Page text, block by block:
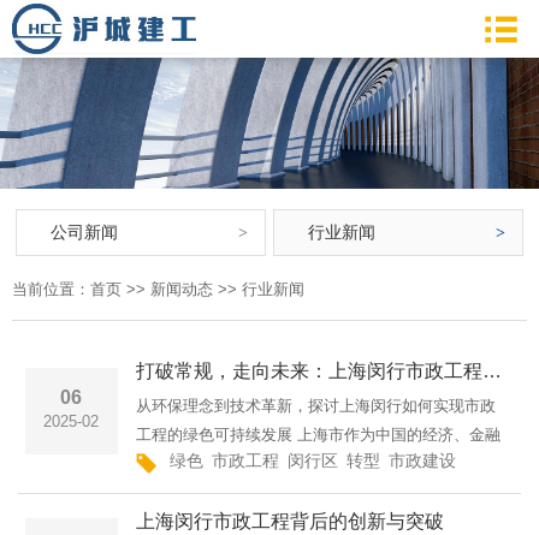
公司新闻 行业新闻
当前位置： 首页 >> 新闻动态 >> 行业新闻
06
2025-02
打破常规，走向未来：上海闵行市政工程的绿色转型
从环保理念到技术革新，探讨上海闵行如何实现市政
工程的绿色可持续发展 上海市作为中国的经济、金融
中心，其市政建设在推动城市现代化的过程中扮演着
重要角色。近年来，上海闵行区积极响应国家绿色发
展
绿色 市政工程 闵行区 转型 市政建设
上海闵行市政工程背后的创新与突破